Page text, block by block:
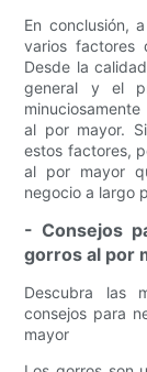
En conclusión,
varios factores
Desde la
general y el
al por mayor.
estos factores,
al por mayor
negocio a largo
- Consejos
gorros al por
Descubra las
consejos para
mayor